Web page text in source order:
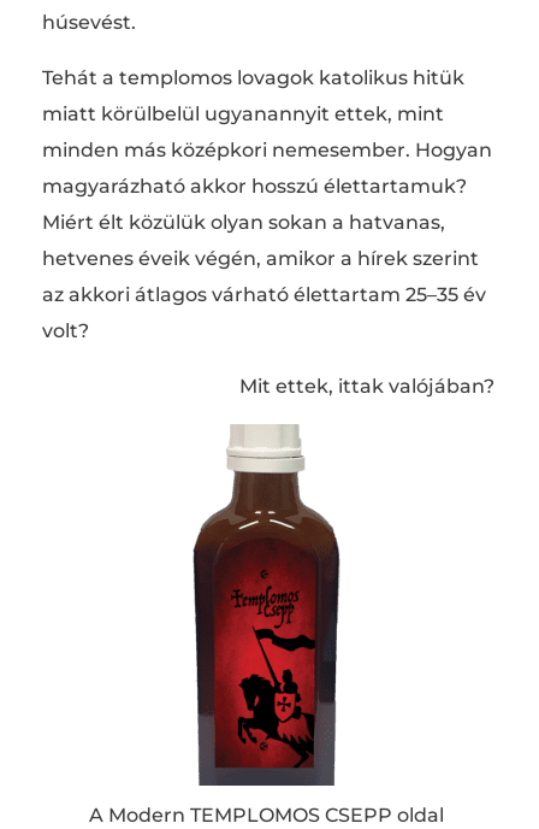
húsevést.
Tehát a templomos lovagok katolikus hitük
miatt körülbelül ugyanannyit ettek, mint
minden más középkori nemesember. Hogyan
magyarázható akkor hosszú élettartamuk?
Miért élt közülük olyan sokan a hatvanas,
hetvenes éveik végén, amikor a hírek szerint
az akkori átlagos várható élettartam 25–35 év
volt?
Mit ettek, ittak valójában?
A Modern TEMPLOMOS CSEPP oldal